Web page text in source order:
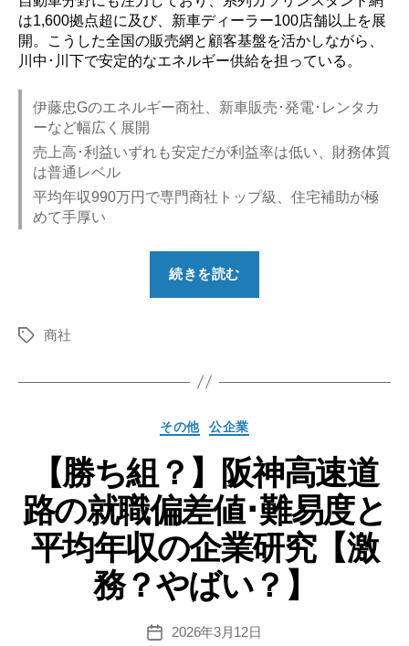
は1,600拠点超に及び、新車ディーラー100店舗以上を展
開。こうした全国の販売網と顧客基盤を活かしながら、
川中･川下で安定的なエネルギー供給を担っている。
伊藤忠Gのエネルギー商社、新車販売･発電･レンタカ
ーなど幅広く展開
売上高･利益いずれも安定だが利益率は低い、財務体質
は普通レベル
平均年収990万円で専門商社トップ級、住宅補助が極
めて手厚い
続きを読む
忠
ク
ス
の
就
職
偏
値･
タ
商社
カ
ー
その他 公企業
【勝ち組？】阪神高速道
路の就職偏差値･難易度と
平均年収の企業研究【激
務？やばい？】
投
2026年3月12日